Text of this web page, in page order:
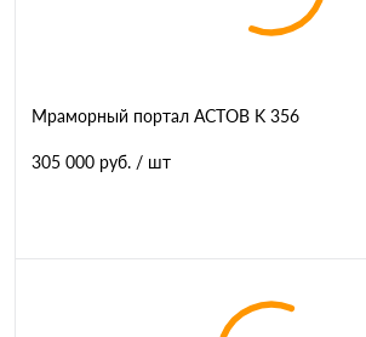
Мраморный портал АСТОВ K 356
305 000 руб. / шт